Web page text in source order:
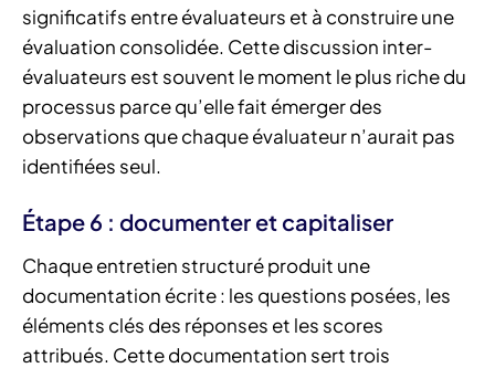
significatifs entre évaluateurs et à construire une
évaluation consolidée. Cette discussion inter-
évaluateurs est souvent le moment le plus riche du
processus parce qu’elle fait émerger des
observations que chaque évaluateur n’aurait pas
identifiées seul.
Étape 6 : documenter et capitaliser
Chaque entretien structuré produit une
documentation écrite : les questions posées, les
éléments clés des réponses et les scores
attribués. Cette documentation sert trois